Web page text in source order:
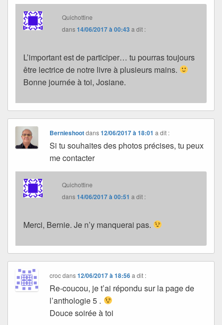
Quichottine
dans14/06/2017 à 00:43 a dit :
L’important est de participer… tu pourras toujours
être lectrice de notre livre à plusieurs mains.
Bonne journée à toi, Josiane.
Bernieshootdans12/06/2017 à 18:01 a dit :
Si tu souhaites des photos précises, tu peux
me contacter
Quichottine
dans14/06/2017 à 00:51 a dit :
Merci, Bernie. Je n’y manquerai pas.
crocdans12/06/2017 à 18:56 a dit :
Re-coucou, je t’ai répondu sur la page de
l’anthologie 5 .
Douce soirée à toi